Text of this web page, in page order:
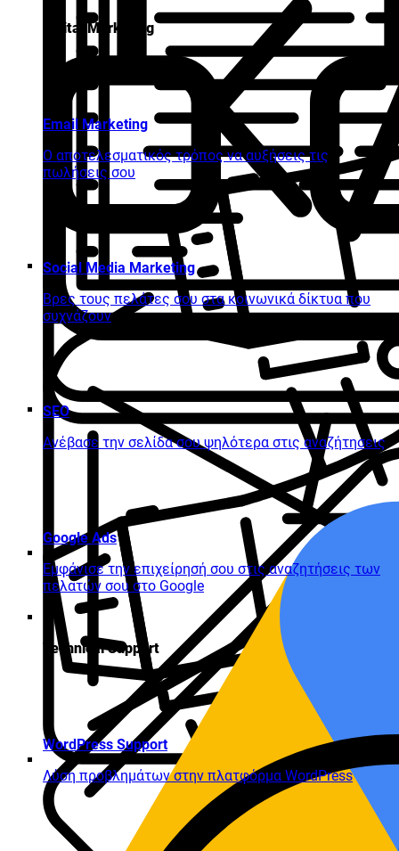
Digital Marketing
Email Marketing
Ο αποτελεσματικός τρόπος να αυξήσεις τις
πωλήσεις σου
Social Media Marketing
Βρες τους πελάτες σου στα κοινωνικά δίκτυα που
συχνάζουν
SEO
Ανέβασε την σελίδα σου ψηλότερα στις αναζήτησεις
Google Ads
Εμφάνισε την επιχείρησή σου στις αναζητήσεις των
πελατών σου στο Google
Technical Support
WordPress Support
Λύση προβλημάτων στην πλατφόρμα WordPress